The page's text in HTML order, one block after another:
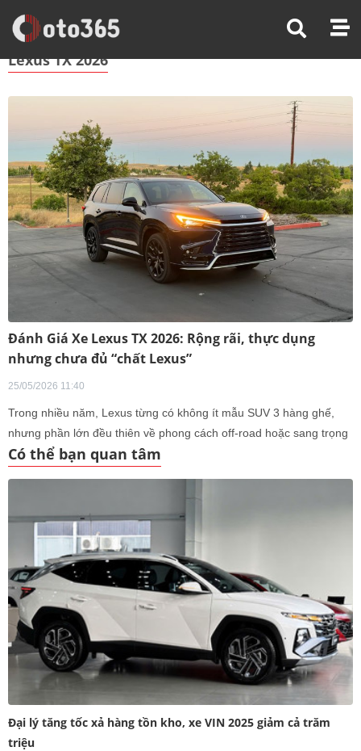
Trang Chủ Lexus TX 2026
Lexus TX 2026
Đánh Giá Xe Lexus TX 2026: Rộng rãi, thực dụng
nhưng chưa đủ “chất Lexus”
25/05/2026 11:40
Trong nhiều năm, Lexus từng có không ít mẫu SUV 3 hàng ghế,
nhưng phần lớn đều thiên về phong cách off-road hoặc sang trọng
kiểu truyền thống hơn là phục vụ gia đình đông người. Lexus TX
Có thể bạn quan tâm
Đại lý tăng tốc xả hàng tồn kho, xe VIN 2025 giảm cả trăm
triệu